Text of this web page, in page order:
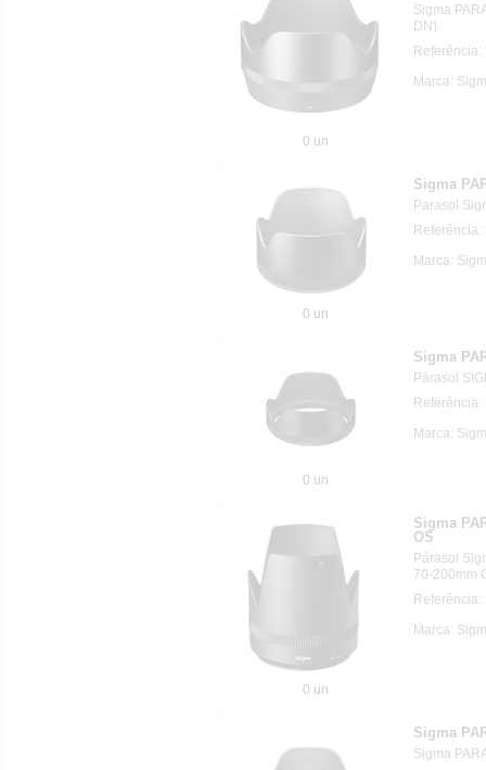
0 un
Sigma
DN)
Marca:
0 un
Sigma
Parasol
Referência:
Marca:
0 un
Sigma
Párasol
Referência:
Marca:
0 un
Sigma
OS
Párasol
70-200mm
Referência:
Marca:
Sigma
Sigma